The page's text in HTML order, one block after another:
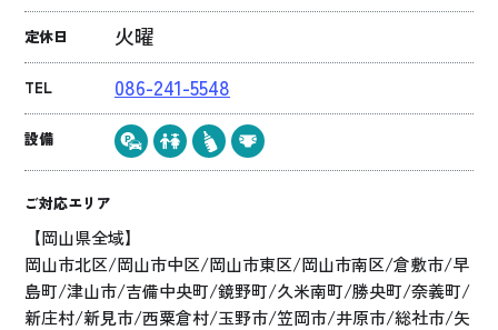
定休日 火曜
TEL 086-241-5548
設備
ご対応エリア
【岡山県全域】
岡山市北区/岡山市中区/岡山市東区/岡山市南区/倉敷市/早
島町/津山市/吉備中央町/鏡野町/久米南町/勝央町/奈義町/
新庄村/新見市/西粟倉村/玉野市/笠岡市/井原市/総社市/矢